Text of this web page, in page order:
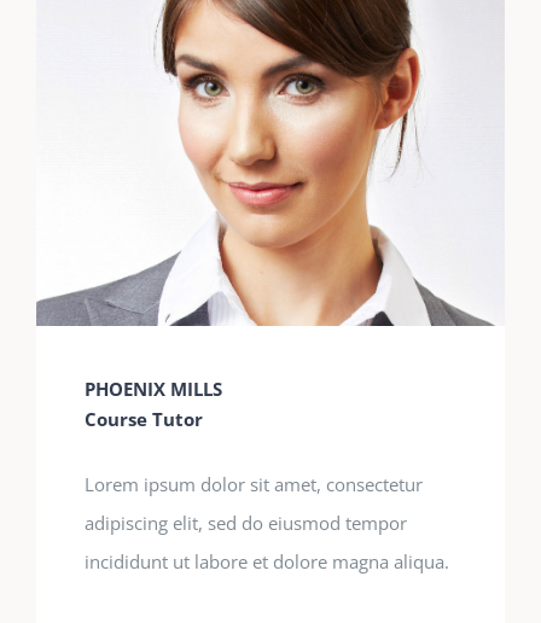
PHOENIX MILLS
Course Tutor
Lorem ipsum dolor sit amet, consectetur
adipiscing elit, sed do eiusmod tempor
incididunt ut labore et dolore magna aliqua.